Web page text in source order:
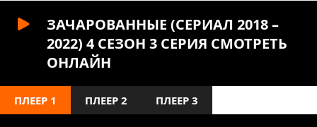
ЗАЧАРОВАННЫЕ (СЕРИАЛ 2018 –
2022) 4 СЕЗОН 3 СЕРИЯ СМОТРЕТЬ
ОНЛАЙН
ПЛЕЕР 1 ПЛЕЕР 2 ПЛЕЕР 3